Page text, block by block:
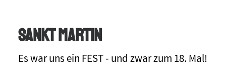
Sankt Martin
Es war uns ein FEST - und zwar zum 18. Mal!